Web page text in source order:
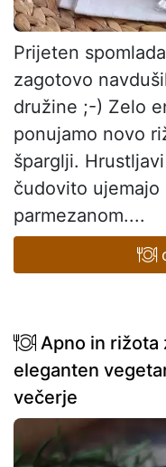
Prijeten
zagotovo
družine ;-) Zelo
ponujamo novo
šparglji.
čudovito ujemajo
parmezanom....
Apno in rižota
eleganten
večerje